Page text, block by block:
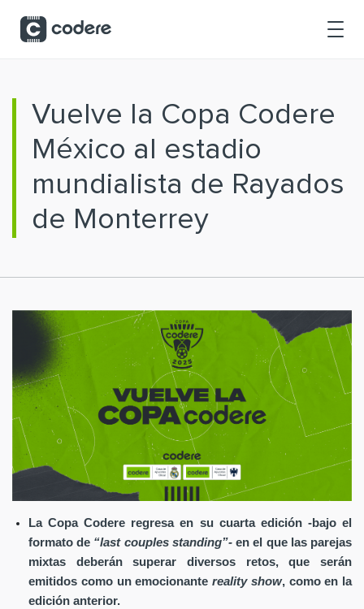
Vuelve la Copa Codere
México al estadio
mundialista de Rayados
de Monterrey
La Copa Codere regresa en su cuarta edición -bajo el
formato de “last couples standing”- en el que las parejas
mixtas deberán superar diversos retos, que serán
emitidos como un emocionante reality show, como en la
edición anterior.